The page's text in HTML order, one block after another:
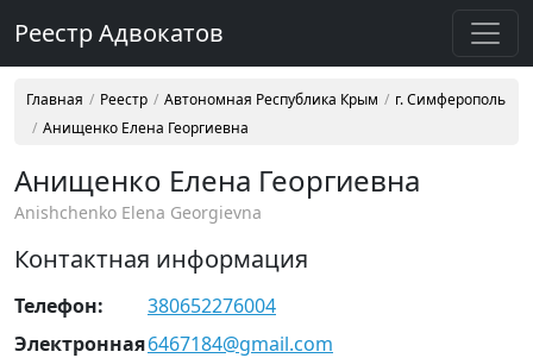
Реестр Адвокатов
Главная Реестр Автономная Республика Крым
г. Симферополь
Анищенко Елена Георгиевна
Анищенко Елена Георгиевна
Anishchenko Elena Georgievna
Контактная информация
Телефон:
380652276004
Электронная6467184@gmail.com